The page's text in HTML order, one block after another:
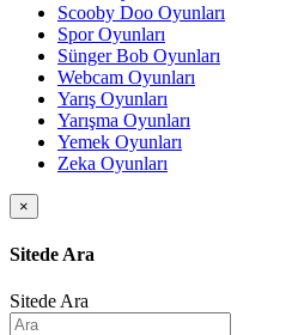
Scooby Doo Oyunları
Spor Oyunları
Sünger Bob Oyunları
Webcam Oyunları
Yarış Oyunları
Yarışma Oyunları
Yemek Oyunları
Zeka Oyunları
×
Sitede Ara
Sitede Ara